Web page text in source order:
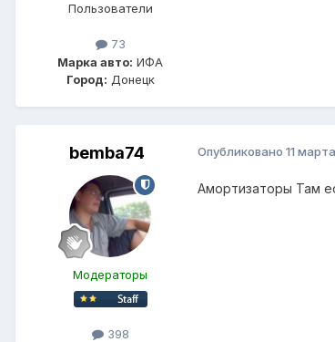
Пользователи
73
Марка авто: ИФА
Город: Донецк
bemba74
Модераторы
398
Опубликовано 11
Амортизаторы Там